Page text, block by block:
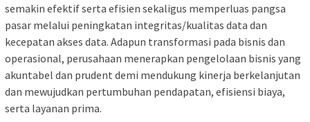
semakin efektif serta efisien sekaligus memperluas pangsa
pasar melalui peningkatan integritas/kualitas data dan
kecepatan akses data. Adapun transformasi pada bisnis dan
operasional, perusahaan menerapkan pengelolaan bisnis yang
akuntabel dan prudent demi mendukung kinerja berkelanjutan
dan mewujudkan pertumbuhan pendapatan, efisiensi biaya,
serta layanan prima.